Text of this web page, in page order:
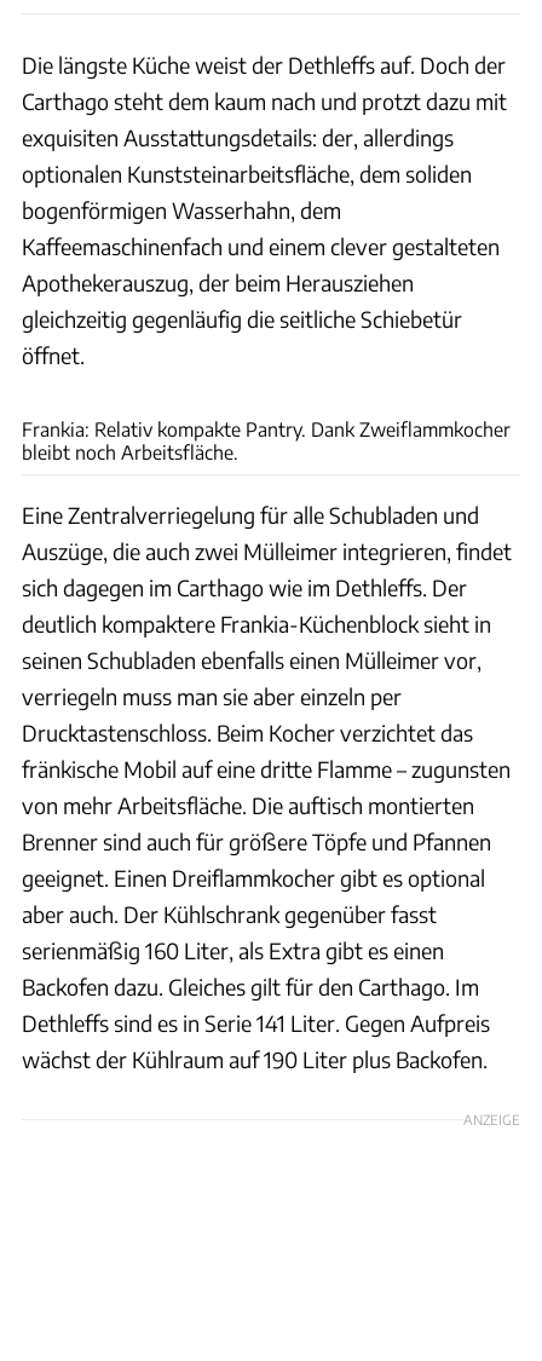
Die längste Küche weist der Dethleffs auf. Doch der
Carthago steht dem kaum nach und protzt dazu mit
exquisiten Ausstattungsdetails: der, allerdings
optionalen Kunststeinarbeitsfläche, dem soliden
bogenförmigen Wasserhahn, dem
Kaffeemaschinenfach und einem clever gestalteten
Apothekerauszug, der beim Herausziehen
gleichzeitig gegenläufig die seitliche Schiebetür
öffnet.
Frankia: Relativ kompakte Pantry. Dank Zweiflammkocher
bleibt noch Arbeitsfläche.
Eine Zentralverriegelung für alle Schubladen und
Auszüge, die auch zwei Mülleimer integrieren, findet
sich dagegen im Carthago wie im Dethleffs. Der
deutlich kompaktere Frankia-Küchenblock sieht in
seinen Schubladen ebenfalls einen Mülleimer vor,
verriegeln muss man sie aber einzeln per
Drucktastenschloss. Beim Kocher verzichtet das
fränkische Mobil auf eine dritte Flamme – zugunsten
von mehr Arbeitsfläche. Die auftisch montierten
Brenner sind auch für größere Töpfe und Pfannen
geeignet. Einen Dreiflammkocher gibt es optional
aber auch. Der Kühlschrank gegenüber fasst
serienmäßig 160 Liter, als Extra gibt es einen
Backofen dazu. Gleiches gilt für den Carthago. Im
Dethleffs sind es in Serie 141 Liter. Gegen Aufpreis
wächst der Kühlraum auf 190 Liter plus Backofen.
ANZEIGE